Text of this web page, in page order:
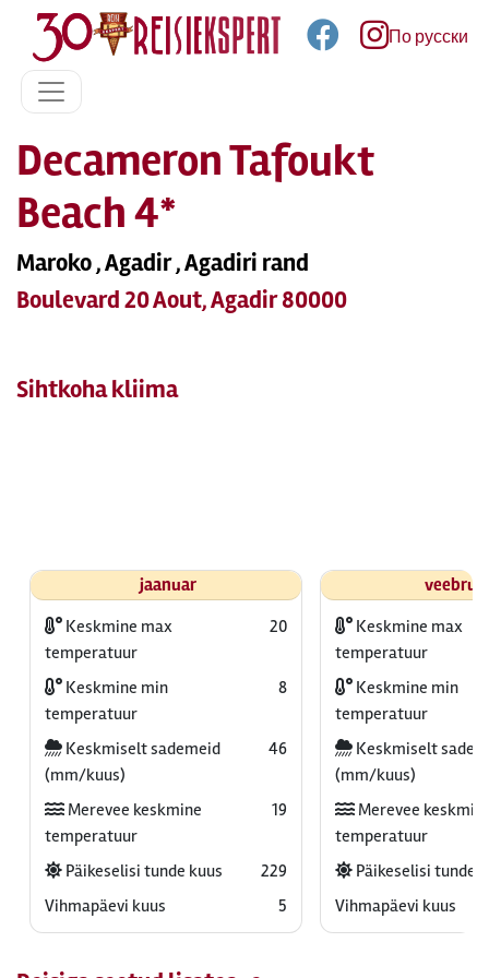
По русски
Decameron Tafoukt
Beach 4*
Maroko , Agadir , Agadiri rand
Boulevard 20 Aout, Agadir 80000
Sihtkoha kliima
jaanuar
Keskmine max
temperatuur
20
Keskmine min
temperatuur
8
Keskmiselt sademeid
(mm/kuus)
46
Merevee keskmine
temperatuur
19
Päikeselisi tunde kuus
229
Vihmapäevi kuus
5
Keskmine max
temperatuur
Keskmine min
temperatuur
Keskmiselt
(mm/kuus)
Merevee
temperatuur
Päikeselisi tunde
Vihmapäevi kuus